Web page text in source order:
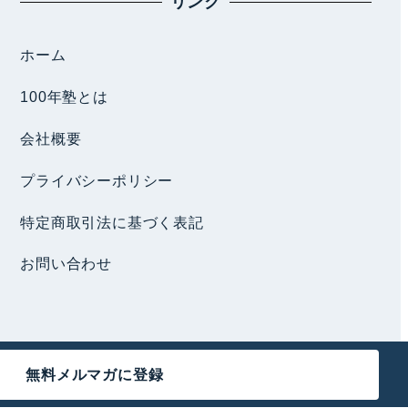
ホーム
100年塾とは
会社概要
プライバシーポリシー
特定商取引法に基づく表記
お問い合わせ
無料メルマガに登録